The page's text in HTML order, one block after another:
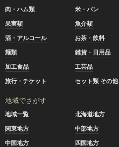
肉・ハム類 米・パン
果実類
魚介類
酒・アルコール
お茶・飲料
麺類
雑貨・日用品
加工食品
工芸品
旅行・チケット
セット類 その他
地域でさがす
地域一覧 北海道地方
関東地方
中部地方
中国地方
四国地方